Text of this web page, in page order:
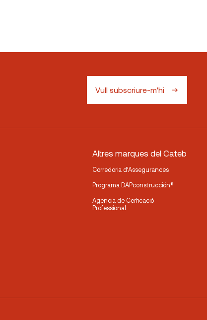
Vull subscriure-m'hi
Altres marques del Cateb
Corredoria d’Assegurances
Programa DAPconstrucción®
Agencia de Cerficació
Professional